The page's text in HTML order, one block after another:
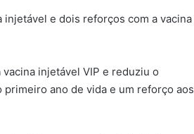
injetável e dois reforços com a vacina
injetável VIP e reduziu o
ano de vida e um reforço aos